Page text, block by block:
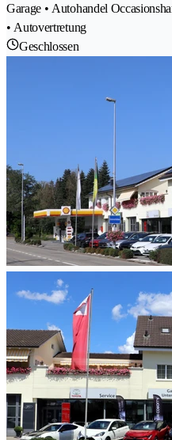
Garage • Autohandel
• Autovertretung
Geschlossen